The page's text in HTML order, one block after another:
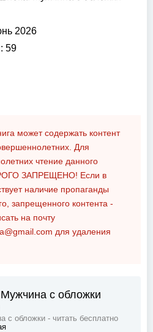
2026
59
может содержать контент
Для
чтение данного
ЗАПРЕЩЕНО! Если в
наличие пропаганды
запрещенного контента -
на почту
для удаления
с обложки
с обложки - читать бесплатно